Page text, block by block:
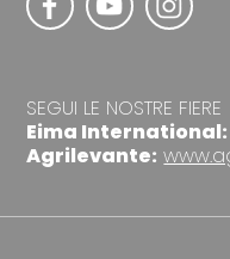
SEGUI LE NOSTRE FIERE
Eima International:
Agrilevante: